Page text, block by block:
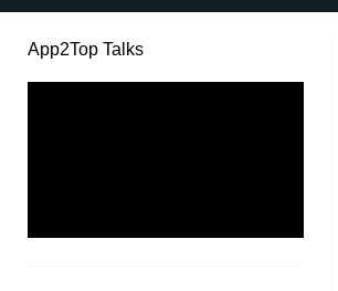
App2Top Talks